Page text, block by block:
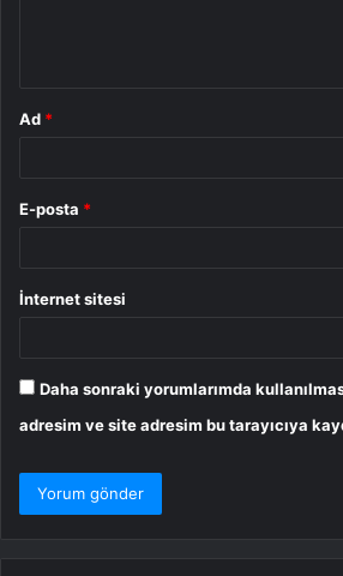
Ad *
E-posta *
İnternet sitesi
Daha sonraki yorumlarımda
adresim ve site adresim bu tarayıcıya